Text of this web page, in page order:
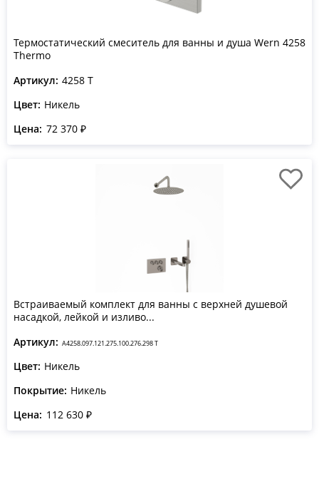
Термостатический смеситель для ванны и душа Wern 4258
Thermo
Артикул: 4258 T
Цвет: Никель
Цена: 72 370 ₽
Встраиваемый комплект для ванны с верхней душевой
насадкой, лейкой и изливо...
Артикул: A4258.097.121.275.100.276.298 T
Цвет: Никель
Покрытие: Никель
Цена: 112 630 ₽